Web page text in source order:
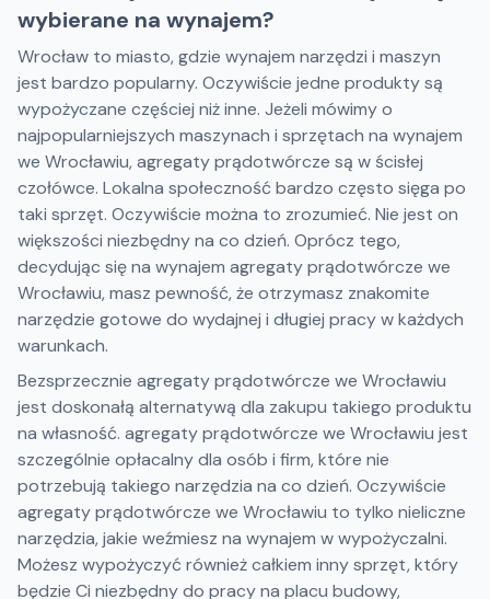
wybierane na wynajem?
Wrocław to miasto, gdzie wynajem narzędzi i maszyn
jest bardzo popularny. Oczywiście jedne produkty są
wypożyczane częściej niż inne. Jeżeli mówimy o
najpopularniejszych maszynach i sprzętach na wynajem
we Wrocławiu, agregaty prądotwórcze są w ścisłej
czołówce. Lokalna społeczność bardzo często sięga po
taki sprzęt. Oczywiście można to zrozumieć. Nie jest on
większości niezbędny na co dzień. Oprócz tego,
decydując się na wynajem agregaty prądotwórcze we
Wrocławiu, masz pewność, że otrzymasz znakomite
narzędzie gotowe do wydajnej i długiej pracy w każdych
warunkach.
Bezsprzecznie agregaty prądotwórcze we Wrocławiu
jest doskonałą alternatywą dla zakupu takiego produktu
na własność. agregaty prądotwórcze we Wrocławiu jest
szczególnie opłacalny dla osób i firm, które nie
potrzebują takiego narzędzia na co dzień. Oczywiście
agregaty prądotwórcze we Wrocławiu to tylko nieliczne
narzędzia, jakie weźmiesz na wynajem w wypożyczalni.
Możesz wypożyczyć również całkiem inny sprzęt, który
będzie Ci niezbędny do pracy na placu budowy,